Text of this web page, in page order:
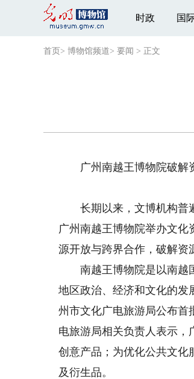
时政 国
首页 > 博物馆频道> 要闻 > 正文
广州南越王博物院破解
长期以来，文博机构普遍
广州南越王博物院举办文化
源开放与跨界合作，破解资
南越王博物院是以南越国
地区政治、经济和文化的发
州市文化广电旅游局公布首
电旅游局相关负责人表示，
创意产品；为优化公共文化
及衍生品。